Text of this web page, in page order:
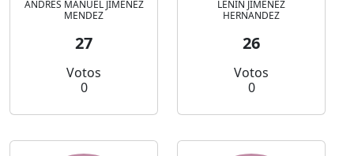
ANDRES MANUEL JIMENEZ
MENDEZ
27
Votos
0
LENIN JIMENEZ
HERNANDEZ
26
Votos
0